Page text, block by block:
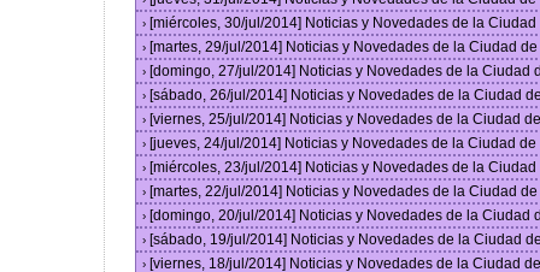
› [miércoles, 30/jul/2014] Noticias y Novedades de la
› [martes, 29/jul/2014] Noticias y Novedades de la Ciudad
› [domingo, 27/jul/2014] Noticias y Novedades de la Ciudad
› [sábado, 26/jul/2014] Noticias y Novedades de la Ciudad
› [viernes, 25/jul/2014] Noticias y Novedades de la Ciudad
› [jueves, 24/jul/2014] Noticias y Novedades de la Ciudad
› [miércoles, 23/jul/2014] Noticias y Novedades de la
› [martes, 22/jul/2014] Noticias y Novedades de la Ciudad
› [domingo, 20/jul/2014] Noticias y Novedades de la Ciudad
› [sábado, 19/jul/2014] Noticias y Novedades de la Ciudad
› [viernes, 18/jul/2014] Noticias y Novedades de la Ciudad